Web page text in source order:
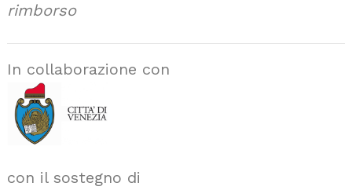
rimborso
In collaborazione con
con il sostegno di